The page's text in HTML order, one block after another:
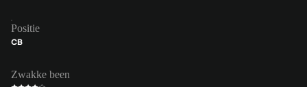
Positie
CB
Zwakke been